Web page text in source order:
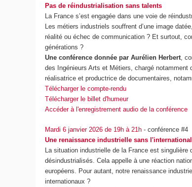
Pas de réindustrialisation sans talents
La France s’est engagée dans une voie de
Les métiers industriels souffrent d’une image
réalité ou échec de communication ? Et surtout,
générations ?
Une conférence donnée par Aurélien Herbert,
des Ingénieurs Arts et Métiers, chargé
réalisatrice et productrice de documentaires,
Télécharger le compte-rendu
Télécharger le billet d'humeur
Accéder à l'enregistrement audio de la conférence
Mardi 6 janvier 2026 de 19h à 21h- conférence #4
Une renaissance industrielle sans
La situation industrielle de la France est singulière
désindustrialisés. Cela appelle à une réaction
européens. Pour autant, notre renaissance
internationaux ?